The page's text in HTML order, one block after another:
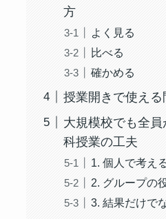
方
よく見る
比べる
確かめる
授業開きで使える
大規模校でも全
科授業の工夫
1. 個人で考え
2. グループの
3. 結果だけで